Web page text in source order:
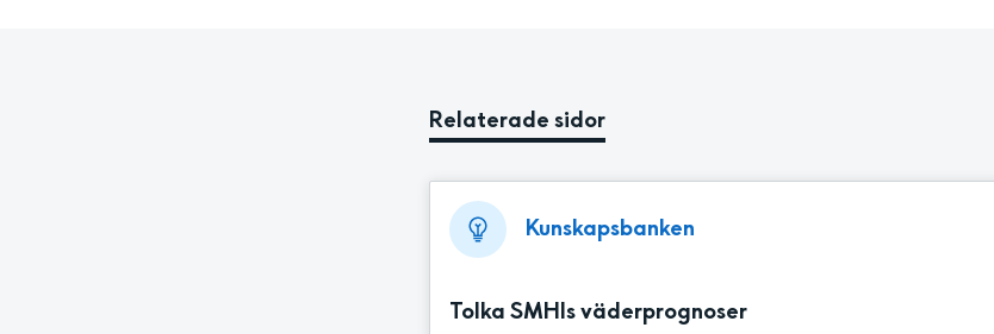
Relaterade sidor
Kunskapsbanken
Tolka SMHIs väderprognoser